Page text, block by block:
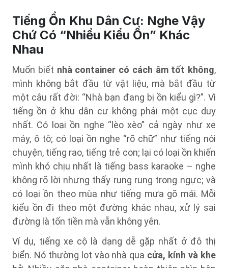
Tiếng Ồn Khu Dân Cư: Nghe Vậy
Chứ Có “Nhiều Kiểu Ồn” Khác
Nhau
Muốn biết nhà container có cách âm tốt không,
mình không bắt đầu từ vật liệu, mà bắt đầu từ
một câu rất đời: “Nhà bạn đang bị ồn kiểu gì?”. Vì
tiếng ồn ở khu dân cư không phải một cục duy
nhất. Có loại ồn nghe “lèo xèo” cả ngày như xe
máy, ô tô; có loại ồn nghe “rõ chữ” như tiếng nói
chuyện, tiếng rao, tiếng trẻ con; lại có loại ồn khiến
mình khó chịu nhất là tiếng bass karaoke – nghe
không rõ lời nhưng thấy rung rung trong ngực; và
có loại ồn theo mùa như tiếng mưa gõ mái. Mỗi
kiểu ồn đi theo một đường khác nhau, xử lý sai
đường là tốn tiền mà vẫn không yên.
Ví dụ, tiếng xe cộ là dạng dễ gặp nhất ở đô thị
biển. Nó thường lọt vào nhà qua cửa, kính và khe